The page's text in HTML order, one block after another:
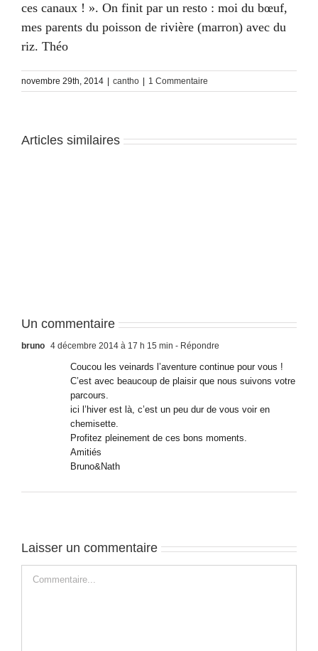
ces canaux ! ». On finit par un resto : moi du bœuf,
mes parents du poisson de rivière (marron) avec du
riz. Théo
novembre 29th, 2014 cantho 1 Commentaire
Articles similaires
Un commentaire
bruno 4 décembre 2014 à 17 h 15 min - Répondre
Coucou les veinards l’aventure continue pour vous !
C’est avec beaucoup de plaisir que nous suivons votre
parcours.
ici l’hiver est là, c’est un peu dur de vous voir en
chemisette.
Profitez pleinement de ces bons moments.
Amitiés
Bruno&Nath
Laisser un commentaire